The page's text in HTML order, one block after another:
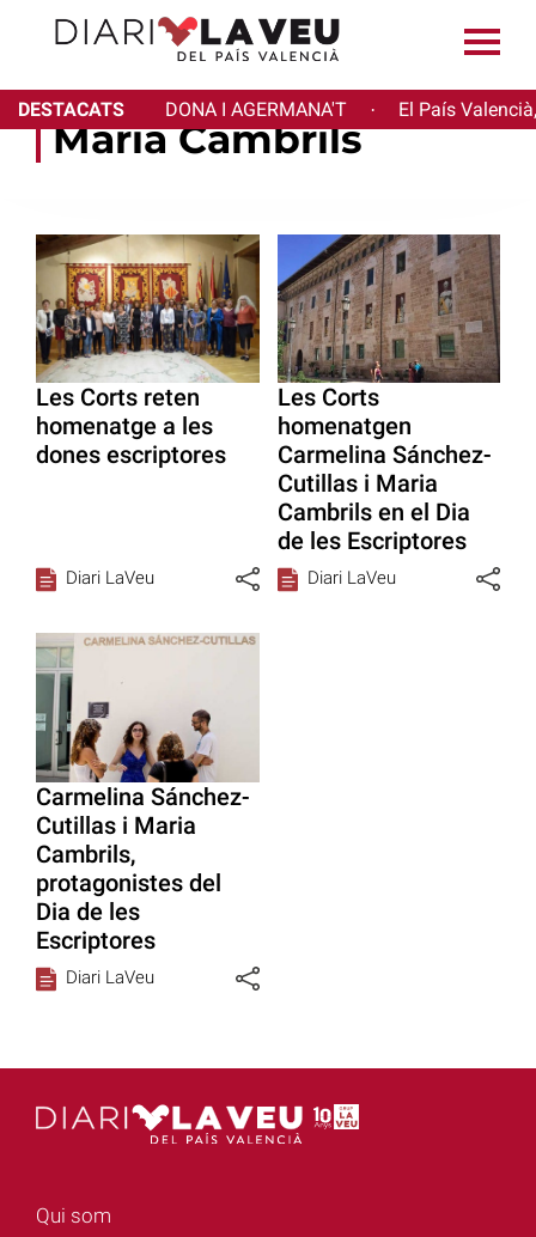
DESTACATS DONA I AGERMANA'T · El País
Maria Cambrils
Les Corts reten
homenatge a les
dones escriptores
Diari LaVeu
Les Corts
homenatgen
Carmelina Sánchez-
Cutillas i Maria
Cambrils en el Dia
de les Escriptores
Diari LaVeu
Carmelina Sánchez-
Cutillas i Maria
Cambrils,
protagonistes del
Dia de les
Escriptores
Diari LaVeu
Qui som